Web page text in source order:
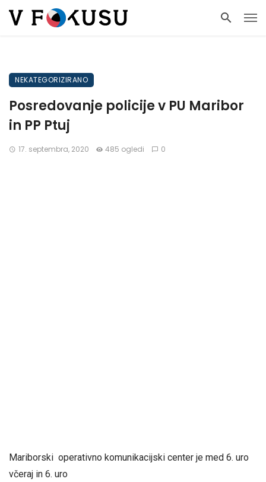
NEKATEGORIZIRANO
Posredovanje policije v PU Maribor
in PP Ptuj
17. septembra, 2020 485 ogledi 0
Mariborski operativno komunikacijski center je med 6. uro
včeraj in 6. uro